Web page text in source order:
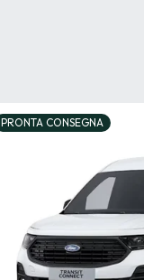
PRONTA CONSEGNA